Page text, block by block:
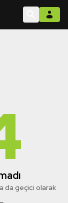
da geçici olarak